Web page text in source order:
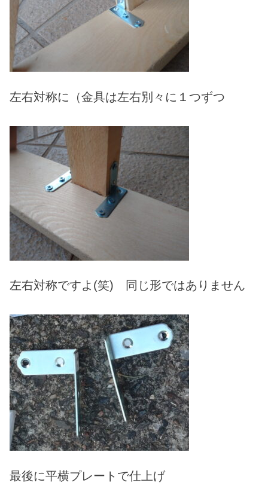
左右対称に（金具は左右別々に１つずつ
左右対称ですよ(笑) 同じ形ではありません
最後に平横プレートで仕上げ